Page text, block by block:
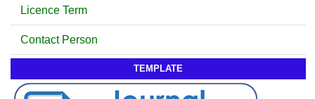
Licence Term
Contact Person
TEMPLATE